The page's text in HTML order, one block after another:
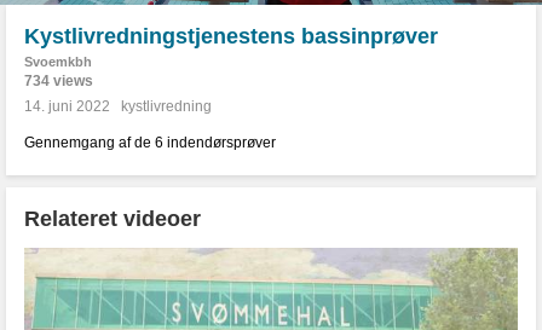
Kystlivredningstjenestens bassinprøver
Svoemkbh
734 views
14. juni 2022
kystlivredning
Gennemgang af de 6 indendørsprøver
Relateret videoer